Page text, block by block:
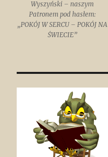
Wyszyński – naszym
Patronem pod hasłem:
„POKÓJ W SERCU – POKÓJ NA
ŚWIECIE”